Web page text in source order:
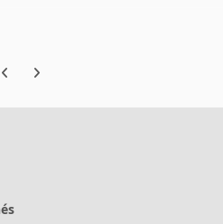
carousel slide
Next carousel slide